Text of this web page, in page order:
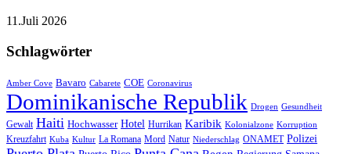
11.Juli 2026
Schlagwörter
Amber Cove Bavaro Cabarete COE Coronavirus
Dominikanische Republik Drogen Gesundheit
Gewalt Haiti Hochwasser Hotel Hurrikan Karibik Kolonialzone Korruption
Kreuzfahrt Kuba Kultur La Romana Mord Natur Niederschlag ONAMET Polizei